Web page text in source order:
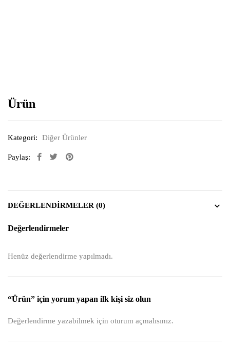
Ürün
Kategori: Diğer Ürünler
Paylaş:
DEĞERLENDIRMELER (0)
Değerlendirmeler
Henüz değerlendirme yapılmadı.
“Ürün” için yorum yapan ilk kişi siz olun
Değerlendirme yazabilmek için oturum açmalısınız.